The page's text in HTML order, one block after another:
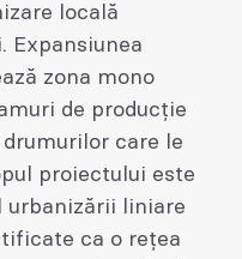
locală
Expansiunea
zona mono
de producție
care le
proiectului este
urbanizării liniare
ca o rețea